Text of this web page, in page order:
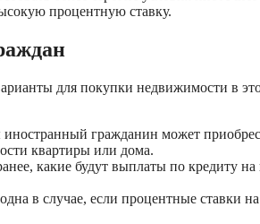
процентную ставку.
для покупки недвижимости в
гражданин может
квартиры или дома.
какие будут выплаты по кредиту на
в случае, если процентные ставки на